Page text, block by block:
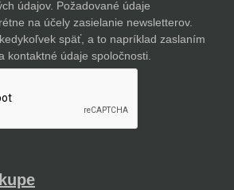
údajov. Požadované údaje
na účely zasielanie newsletterov.
späť, a to napríklad zaslaním
kontaktné údaje spoločnosti.